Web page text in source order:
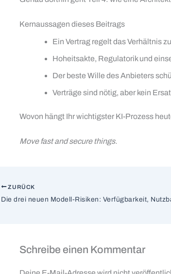
Kernaussagen dieses Beitrags
Ein Vertrag regelt das Verhältnis
Hoheitsakte, Regulatorik und
Der beste Wille des Anbieters
Verträge sind nötig, aber kein
Wovon hängt Ihr wichtigster KI-Prozess
Move fast and secure things.
ZURÜCK
Die drei neuen Modell-Risiken: Verfügbarkeit,
Schreibe einen Kommentar